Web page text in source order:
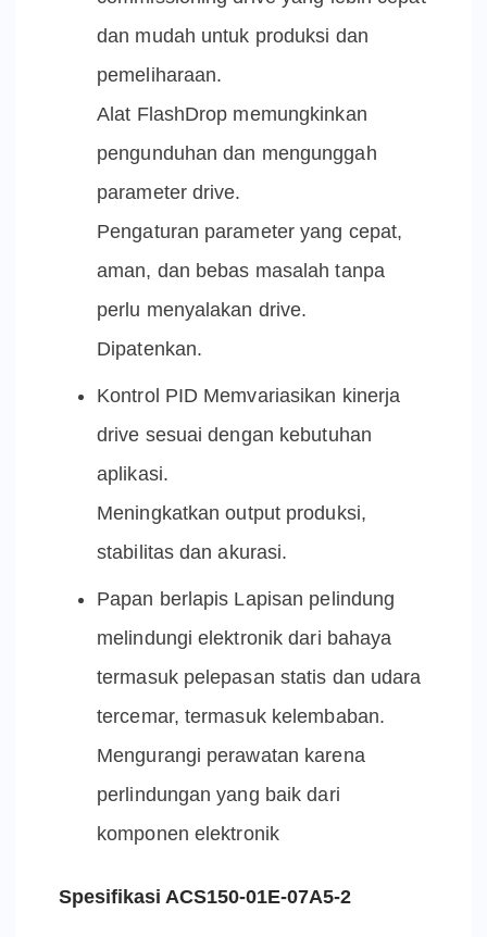
dan mudah untuk produksi dan
pemeliharaan.
Alat FlashDrop memungkinkan
pengunduhan dan mengunggah
parameter drive.
Pengaturan parameter yang cepat,
aman, dan bebas masalah tanpa
perlu menyalakan drive.
Dipatenkan.
Kontrol PID Memvariasikan kinerja
drive sesuai dengan kebutuhan
aplikasi.
Meningkatkan output produksi,
stabilitas dan akurasi.
Papan berlapis Lapisan pelindung
melindungi elektronik dari bahaya
termasuk pelepasan statis dan udara
tercemar, termasuk kelembaban.
Mengurangi perawatan karena
perlindungan yang baik dari
komponen elektronik
Spesifikasi ACS150-01E-07A5-2